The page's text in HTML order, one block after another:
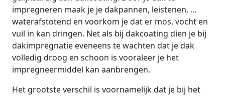
impregneren maak je je dakpannen, leistenen, …
waterafstotend en voorkom je dat er mos, vocht en
vuil in kan dringen. Net als bij dakcoating dien je bij
dakimpregnatie eveneens te wachten dat je dak
volledig droog en schoon is vooraleer je het
impregneermiddel kan aanbrengen.
Het grootste verschil is voornamelijk dat je bij het